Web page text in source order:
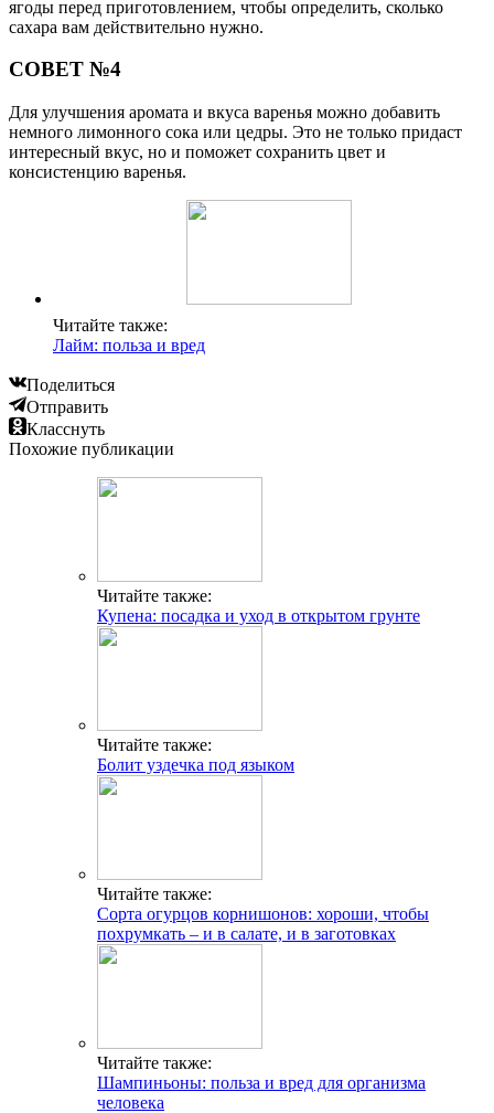
ягоды перед приготовлением, чтобы определить, сколько
сахара вам действительно нужно.
СОВЕТ №4
Для улучшения аромата и вкуса варенья можно добавить
немного лимонного сока или цедры. Это не только придаст
интересный вкус, но и поможет сохранить цвет и
консистенцию варенья.
Читайте также:
Лайм: польза и вред
Поделиться
Отправить
Класснуть
Похожие публикации
Читайте также:
Купена: посадка и уход в открытом грунте
Читайте также:
Болит уздечка под языком
Читайте также:
Сорта огурцов корнишонов: хороши, чтобы
похрумкать – и в салате, и в заготовках
Читайте также:
Шампиньоны: польза и вред для организма
человека